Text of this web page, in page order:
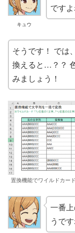
キュウ
です
そうです！ では
換えると…？？
みましょう！
置換機能でワイルドカー
一番
うです